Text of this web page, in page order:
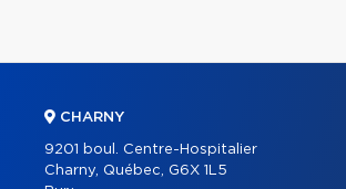
CHARNY
9201 boul. Centre-Hospitalier
Charny, Québec, G6X 1L5